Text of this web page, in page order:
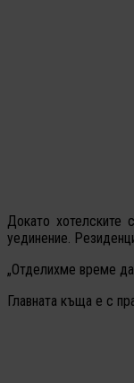
Докато хотелските
уединение.
„Отделихме време да
Главната къща е с